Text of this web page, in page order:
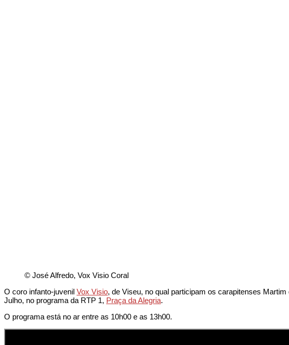
© José Alfredo, Vox Visio Coral
O coro infanto-juvenil Vox Visio, de Viseu, no qual participam os carapitenses
Julho, no programa da RTP 1, Praça da Alegria.
O programa está no ar entre as 10h00 e as 13h00.